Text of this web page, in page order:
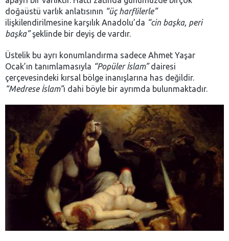
doğaüstü varlık anlatısının “üç harflilerle”
ilişkilendirilmesine karşılık Anadolu’da “cin başka, peri
başka”şeklinde bir deyiş de vardır.
Üstelik bu ayrı konumlandırma sadece Ahmet Yaşar
Ocak’ın tanımlamasıyla “Popüler İslam”dairesi
çerçevesindeki kırsal bölge inanışlarına has değildir.
“Medrese İslam”ı dahi böyle bir ayrımda bulunmaktadır.